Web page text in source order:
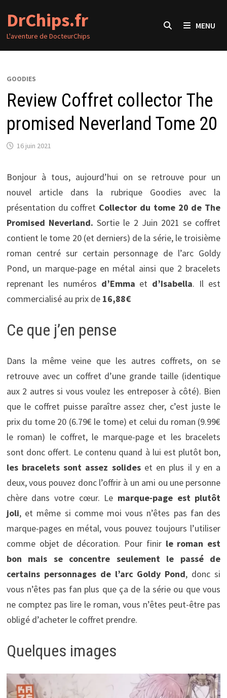
contenu
DrChips.fr
L'aventure de DocteurChips
MENU
GOODIES
Review Coffret collector The
promised Neverland Tome 20
16 juin 2021
Bonjour à tous, aujourd’hui on se retrouve pour un
nouvel article dans la rubrique Goodies avec la
présentation du coffret Collector du tome 20 de The
Promised Neverland. Sortie le 2 Juin 2021 se coffret
contient le tome 20 (et derniers) de la série, le troisième
roman centré sur certain personnage de l’arc Goldy
Pond, un marque-page en métal ainsi que 2 bracelets
reprenant les numéros d’Emma et d’Isabella. Il est
commercialisé au prix de 16,88€
Ce que j’en pense
Dans la même veine que les autres coffrets, on se
retrouve avec un coffret d’une grande taille (identique
aux 2 autres si vous voulez les entreposer à côté). Bien
que le coffret puisse paraître assez cher, c’est juste le
prix du tome 20 (6.79€ le tome) et celui du roman (9.99€
le roman) le coffret, le marque-page et les bracelets
sont donc offert. Le contenu quand à lui est plutôt bon,
les bracelets sont assez solideset en plus il y en a
deux, vous pouvez donc l’offrir à un ami ou une personne
chère dans votre cœur. Le marque-page est plutôt
joli, et même si comme moi vous n’êtes pas fan des
marque-pages en métal, vous pouvez toujours l’utiliser
comme objet de décoration. Pour finir le roman est
bon mais se concentre seulement le passé de
certains personnages de l’arc Goldy Pond, donc si
vous n’êtes pas fan plus que ça de la série ou que vous
ne comptez pas lire le roman, vous n’êtes peut-être pas
obligé d’acheter le coffret prendre.
Quelques images